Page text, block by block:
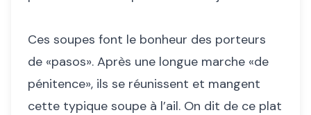
Ces soupes font le bonheur des porteurs
de «pasos». Après une longue marche «de
pénitence», ils se réunissent et mangent
cette typique soupe à l’ail. On dit de ce plat